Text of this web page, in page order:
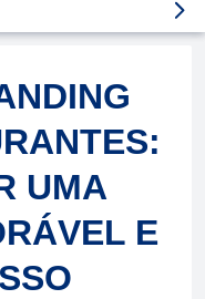
UMA
E